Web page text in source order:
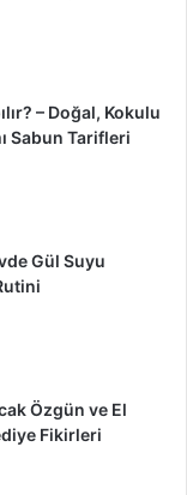
– Doğal, Kokulu
Sabun Tarifleri
Gül Suyu
Özgün ve El
Fikirleri